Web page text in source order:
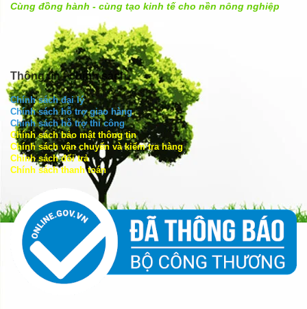
Cùng đồng hành - cùng tạo kinh tế cho nền nông nghiệp
Thông tin - chính sách
Chính sách đại lý
Chính sách hỗ trợ giao hàng
Chính sách hỗ trợ thi công
Chính sách bảo mật thông tin
Chính sách vận chuyển và kiểm tra hàng
Chính sách đổi trả
Chính sách thanh toán